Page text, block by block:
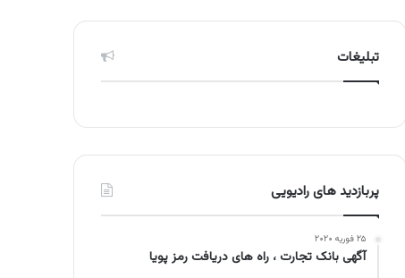
تبلیغات
پربازدید های رادیویی
۲۵ فوریه ۲۰۲۰
آگهی بانک تجارت ، راه های دریافت رمز پویا